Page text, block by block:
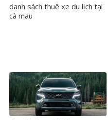
danh sách thuê xe du lịch tại
cà mau